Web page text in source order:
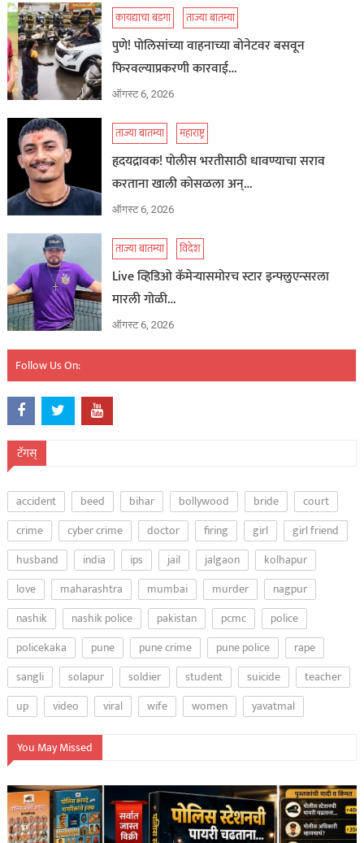
कायद्याचा बडगा ताज्या बातम्या
पुणे! पोलिसांच्या वाहनाच्या बोनेटवर बसवून
फिरवल्याप्रकरणी कारवाई…
ऑगस्ट 6, 2026
ताज्या बातम्या महाराष्ट्र
हृदयद्रावक! पोलीस भरतीसाठी धावण्याचा सराव
करताना खाली कोसळला अन्…
ऑगस्ट 6, 2026
ताज्या बातम्या विदेश
Live व्हिडिओ कॅमेऱ्यासमोरच स्टार इन्फ्लुएन्सरला
मारली गोळी…
ऑगस्ट 6, 2026
Follow Us On:
टॅगस्
accident beed bihar bollywood bride
court
crime
cyber crime doctor firing girl
girl friend
husband
india ips jail jalgaon
kolhapur
love
maharashtra mumbai murder
nagpur
nashik
nashik police pakistan pcmc
police
policekaka
pune pune crime pune police
rape
sangli
solapur soldier student suicide
teacher
up
video viral wife women yavatmal
You May Missed